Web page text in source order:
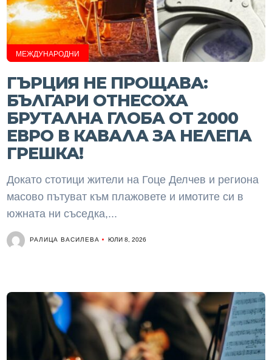
МЕЖДУНАРОДНИ
ГЪРЦИЯ НЕ ПРОЩАВА:
БЪЛГАРИ ОТНЕСОХА
БРУТАЛНА ГЛОБА ОТ 2000
ЕВРО В КАВАЛА ЗА НЕЛЕПА
ГРЕШКА!
Докато стотици жители на Гоце Делчев и региона
масово пътуват към плажовете и имотите си в
южната ни съседка,...
РАЛИЦА ВАСИЛЕВА ЮЛИ 8, 2026